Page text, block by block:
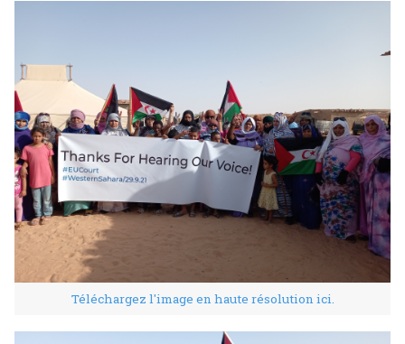
Téléchargez l'image en haute résolution ici.